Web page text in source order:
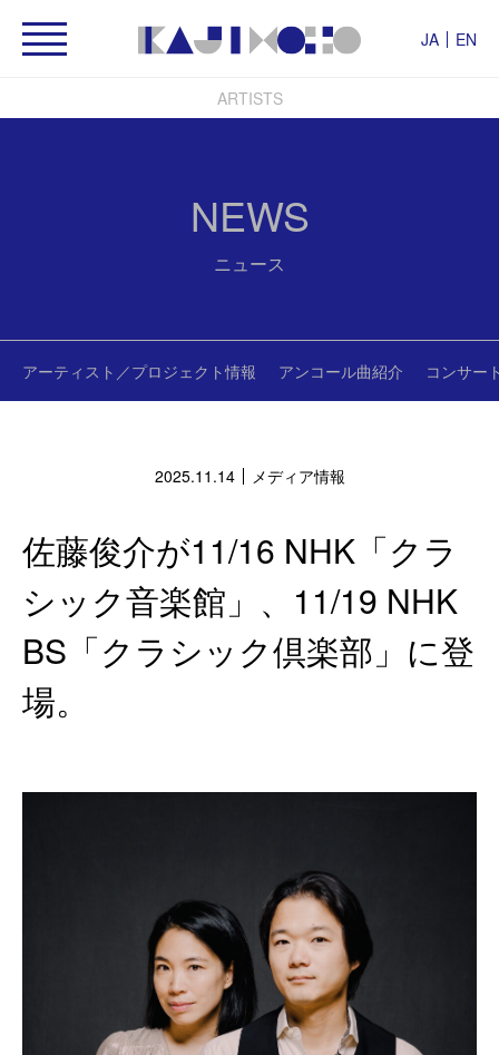
JA EN
ARTISTS
NEWS
ニュース
アーティスト／プロジェクト情報 アンコール曲紹介 コンサー
2025.11.14 メディア情報
佐藤俊介が11/16 NHK「クラ
シック音楽館」、11/19 NHK
BS「クラシック倶楽部」に登
場。